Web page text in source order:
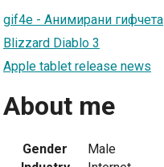
gif4e - Анимирани гифчета
Blizzard Diablo 3
Apple tablet release news
About me
Gender
Male